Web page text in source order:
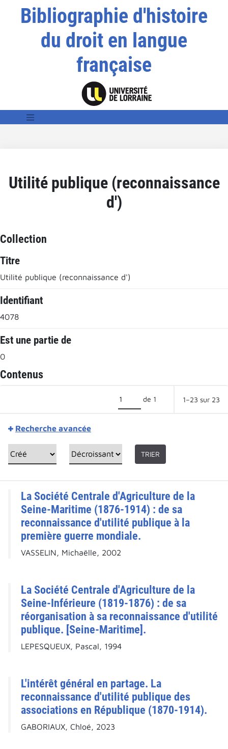
Bibliographie d'histoire
du droit en langue
française
Utilité publique (reconnaissance
d')
Collection
Titre
Utilité publique (reconnaissance d')
Identifiant
4078
Est une partie de
0
Contenus
de 1 1–23 sur 23
Recherche avancée
TRIER
La Société Centrale d'Agriculture de la
Seine-Maritime (1876-1914) : de sa
reconnaissance d'utilité publique à la
première guerre mondiale.
VASSELIN, Michaëlle, 2002
La Société Centrale d'Agriculture de la
Seine-Inférieure (1819-1876) : de sa
réorganisation à sa reconnaissance d'utilité
publique. [Seine-Maritime].
LEPESQUEUX, Pascal, 1994
L'intérêt général en partage. La
reconnaissance d'utilité publique des
associations en République (1870-1914).
GABORIAUX, Chloé, 2023